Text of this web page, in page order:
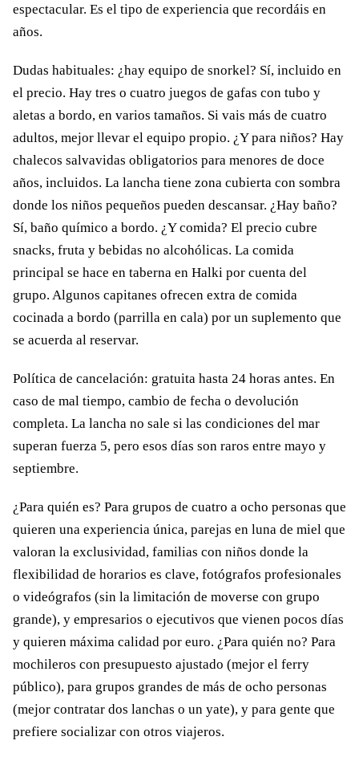
espectacular. Es el tipo de experiencia que recordáis en
años.
Dudas habituales: ¿hay equipo de snorkel? Sí, incluido en
el precio. Hay tres o cuatro juegos de gafas con tubo y
aletas a bordo, en varios tamaños. Si vais más de cuatro
adultos, mejor llevar el equipo propio. ¿Y para niños? Hay
chalecos salvavidas obligatorios para menores de doce
años, incluidos. La lancha tiene zona cubierta con sombra
donde los niños pequeños pueden descansar. ¿Hay baño?
Sí, baño químico a bordo. ¿Y comida? El precio cubre
snacks, fruta y bebidas no alcohólicas. La comida
principal se hace en taberna en Halki por cuenta del
grupo. Algunos capitanes ofrecen extra de comida
cocinada a bordo (parrilla en cala) por un suplemento que
se acuerda al reservar.
Política de cancelación: gratuita hasta 24 horas antes. En
caso de mal tiempo, cambio de fecha o devolución
completa. La lancha no sale si las condiciones del mar
superan fuerza 5, pero esos días son raros entre mayo y
septiembre.
¿Para quién es? Para grupos de cuatro a ocho personas que
quieren una experiencia única, parejas en luna de miel que
valoran la exclusividad, familias con niños donde la
flexibilidad de horarios es clave, fotógrafos profesionales
o videógrafos (sin la limitación de moverse con grupo
grande), y empresarios o ejecutivos que vienen pocos días
y quieren máxima calidad por euro. ¿Para quién no? Para
mochileros con presupuesto ajustado (mejor el ferry
público), para grupos grandes de más de ocho personas
(mejor contratar dos lanchas o un yate), y para gente que
prefiere socializar con otros viajeros.